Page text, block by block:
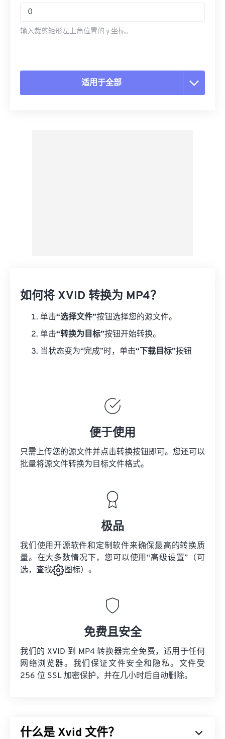
输入裁剪矩形左上角位置的 y 坐标。
适用于全部
如何将 XVID 转换为 MP4？
单击“选择文件”按钮选择您的源文件。
单击“转换为目标”按钮开始转换。
当状态变为“完成”时，单击“下载目标”按钮
便于使用
只需上传您的源文件并点击转换按钮即可。您还可以
批量将源文件转换为目标文件格式。
极品
我们使用开源软件和定制软件来确保最高的转换质
量。在大多数情况下，您可以使用“高级设置”（可
选，查找
图标）。
免费且安全
我们的 XVID 到 MP4 转换器完全免费，适用于任何
网络浏览器。我们保证文件安全和隐私。文件受
256 位 SSL 加密保护，并在几小时后自动删除。
什么是 Xvid 文件？